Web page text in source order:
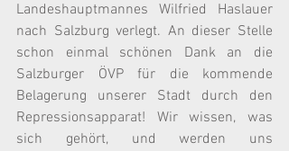
Landeshauptmannes Wilfried Haslauer
nach Salzburg verlegt. An dieser Stelle
schon einmal schönen Dank an die
Salzburger ÖVP für die kommende
Belagerung unserer Stadt durch den
Repressionsapparat! Wir wissen, was
sich gehört, und werden uns